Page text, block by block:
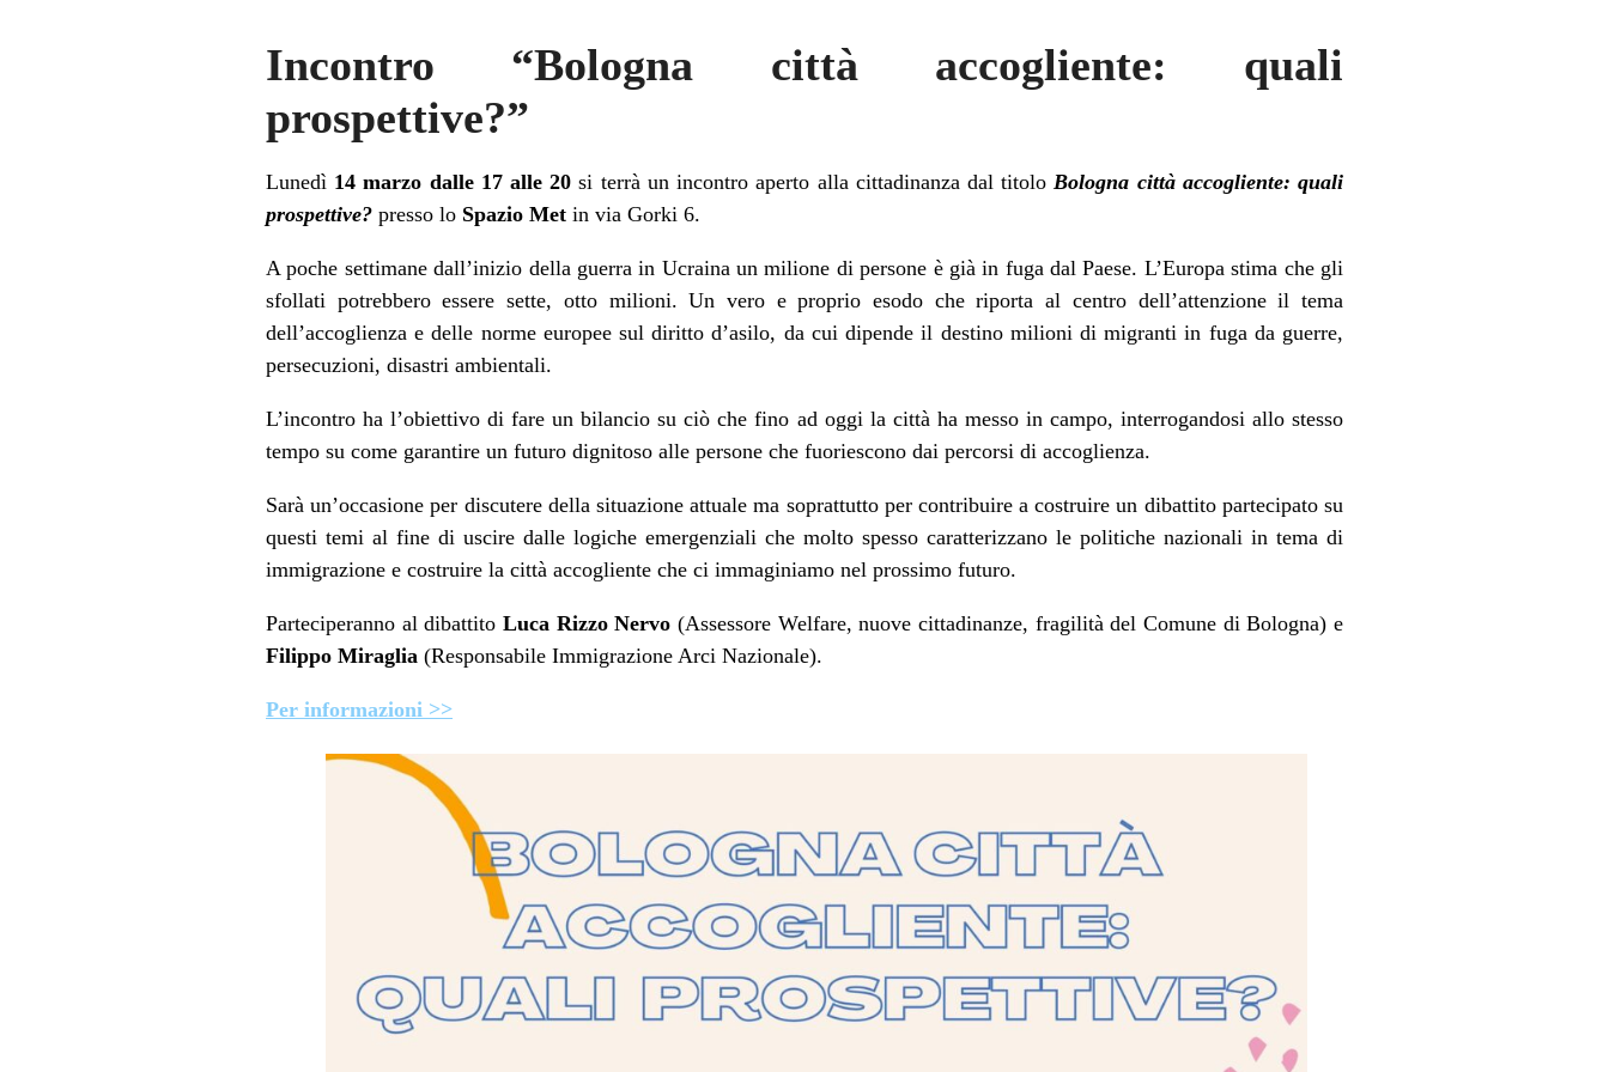
Incontro “Bologna città accogliente: quali
prospettive?”
Lunedì 14 marzo dalle 17 alle 20 si terrà un incontro aperto alla cittadinanza dal titolo Bologna città accogliente: quali
prospettive? presso lo Spazio Met in via Gorki 6.
A poche settimane dall’inizio della guerra in Ucraina un milione di persone è già in fuga dal Paese. L’Europa stima che gli
sfollati potrebbero essere sette, otto milioni. Un vero e proprio esodo che riporta al centro dell’attenzione il tema
dell’accoglienza e delle norme europee sul diritto d’asilo, da cui dipende il destino milioni di migranti in fuga da guerre,
persecuzioni, disastri ambientali.
L’incontro ha l’obiettivo di fare un bilancio su ciò che fino ad oggi la città ha messo in campo, interrogandosi allo stesso
tempo su come garantire un futuro dignitoso alle persone che fuoriescono dai percorsi di accoglienza.
Sarà un’occasione per discutere della situazione attuale ma soprattutto per contribuire a costruire un dibattito partecipato su
questi temi al fine di uscire dalle logiche emergenziali che molto spesso caratterizzano le politiche nazionali in tema di
immigrazione e costruire la città accogliente che ci immaginiamo nel prossimo futuro.
Parteciperanno al dibattito Luca Rizzo Nervo (Assessore Welfare, nuove cittadinanze, fragilità del Comune di Bologna) e
Filippo Miraglia (Responsabile Immigrazione Arci Nazionale).
Per informazioni >>